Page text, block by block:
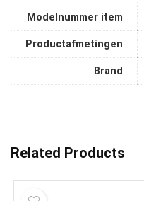
Modelnummer item
Productafmetingen
Brand
Related Products